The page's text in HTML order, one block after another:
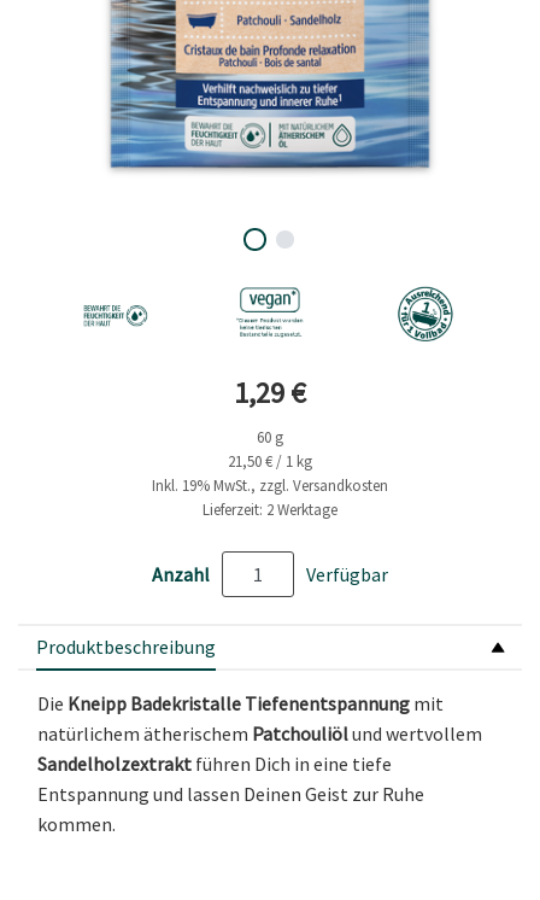
Aktueller Preis
1,29 €
60 g
21,50 € / 1 kg
Inkl. 19% MwSt., zzgl. Versandkosten
Lieferzeit: 2 Werktage
Anzahl Verfügbar
Produktbeschreibung
Die Kneipp Badekristalle Tiefenentspannung mit
natürlichem ätherischem Patchouliölund wertvollem
Sandelholzextrakt führen Dich in eine tiefe
Entspannung und lassen Deinen Geist zur Ruhe
kommen.